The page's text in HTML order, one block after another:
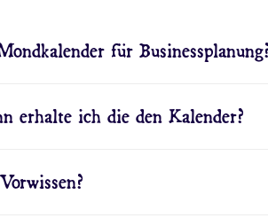
für
erhalte ich die den Kalender?